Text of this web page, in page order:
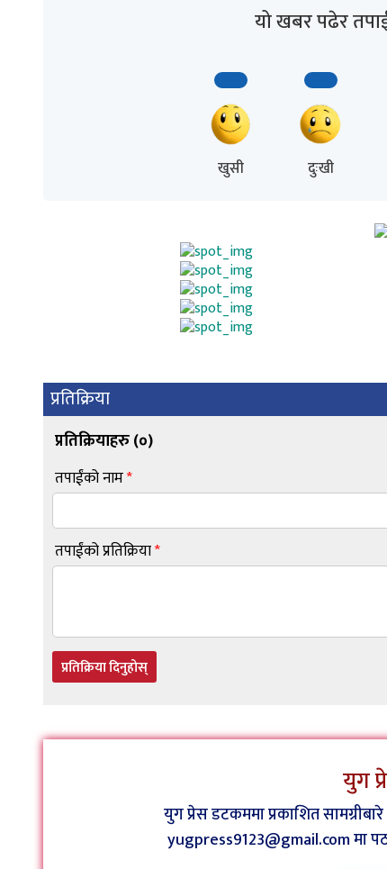
यो खबर पढेर
खुसी दुःखी
प्रतिक्रिया
प्रतिक्रियाहरु (०)
तपाईंको नाम*
तपाईंको प्रतिक्रिया*
प्रतिक्रिया दिनुहोस्
युग
युग प्रेस डटकममा प्रकाशित
yugpress9123@gmail.com मा